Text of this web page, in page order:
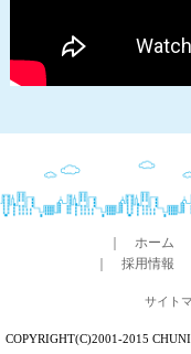
ホーム
採用情報
サイト
COPYRIGHT(C)2001-2015